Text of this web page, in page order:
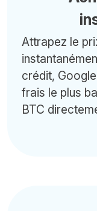
Attrapez le
crédit,
frais le plus
BTC